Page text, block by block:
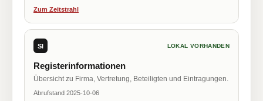
Zum Zeitstrahl
SI LOKAL VORHANDEN
Registerinformationen
Übersicht zu Firma, Vertretung, Beteiligten und Eintragungen.
Abrufstand 2025-10-06